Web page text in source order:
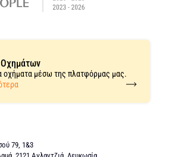
οχήματα μέσω της πλατφόρμας μας.
79, 1&3